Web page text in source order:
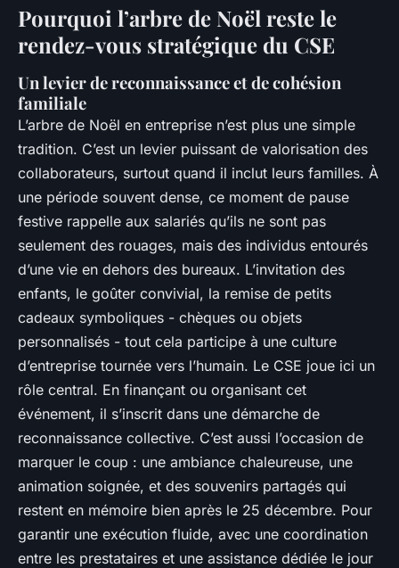
Pourquoi l’arbre de Noël reste le
rendez-vous stratégique du CSE
Un levier de reconnaissance et de cohésion
familiale
L’arbre de Noël en entreprise n’est plus une simple
tradition. C’est un levier puissant de valorisation des
collaborateurs, surtout quand il inclut leurs familles. À
une période souvent dense, ce moment de pause
festive rappelle aux salariés qu’ils ne sont pas
seulement des rouages, mais des individus entourés
d’une vie en dehors des bureaux. L’invitation des
enfants, le goûter convivial, la remise de petits
cadeaux symboliques - chèques ou objets
personnalisés - tout cela participe à une culture
d’entreprise tournée vers l’humain. Le CSE joue ici un
rôle central. En finançant ou organisant cet
événement, il s’inscrit dans une démarche de
reconnaissance collective. C’est aussi l’occasion de
marquer le coup : une ambiance chaleureuse, une
animation soignée, et des souvenirs partagés qui
restent en mémoire bien après le 25 décembre. Pour
garantir une exécution fluide, avec une coordination
entre les prestataires et une assistance dédiée le jour